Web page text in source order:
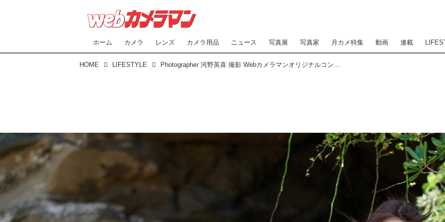
ホーム カメラ レンズ カメラ用品 ニュース 写真展 写真家 月カメ特集 動画 連載
HOME LIFESTYLE Photographer 河野英喜 撮影 Webカメラマンオリジナルコンテンツ『発掘！アイドル図鑑』 FILE No.031 大関さおり 3/4